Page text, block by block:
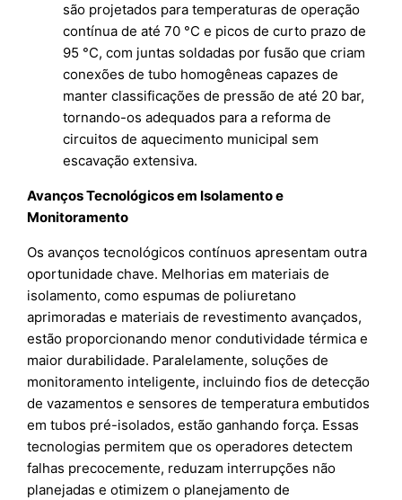
são projetados para temperaturas de operação
contínua de até 70 °C e picos de curto prazo de
95 °C, com juntas soldadas por fusão que criam
conexões de tubo homogêneas capazes de
manter classificações de pressão de até 20 bar,
tornando-os adequados para a reforma de
circuitos de aquecimento municipal sem
escavação extensiva.
Avanços Tecnológicos em Isolamento e
Monitoramento
Os avanços tecnológicos contínuos apresentam outra
oportunidade chave. Melhorias em materiais de
isolamento, como espumas de poliuretano
aprimoradas e materiais de revestimento avançados,
estão proporcionando menor condutividade térmica e
maior durabilidade. Paralelamente, soluções de
monitoramento inteligente, incluindo fios de detecção
de vazamentos e sensores de temperatura embutidos
em tubos pré-isolados, estão ganhando força. Essas
tecnologias permitem que os operadores detectem
falhas precocemente, reduzam interrupções não
planejadas e otimizem o planejamento de